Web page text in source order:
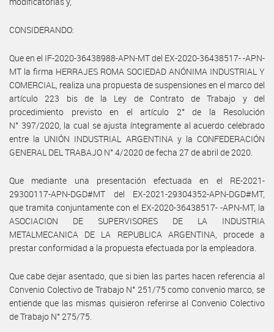
CONSIDERANDO:
Que en el IF-2020-36438988-APN-MT del EX-2020-36438517- -APN-
MT la firma HERRAJES ROMA SOCIEDAD ANÓNIMA INDUSTRIAL Y
COMERCIAL, realiza una propuesta de suspensiones en el marco del
artículo 223 bis de la Ley de Contrato de Trabajo y del
procedimiento previsto en el artículo 2° de la Resolución
N° 397/2020, la cual se ajusta íntegramente al acuerdo celebrado
entre la UNIÓN INDUSTRIAL ARGENTINA y la CONFEDERACIÓN
GENERAL DEL TRABAJO N° 4/2020 de fecha 27 de abril de 2020.
Que mediante una presentación efectuada en el RE-2021-
29300117-APN-DGD#MT del EX-2021-29304352-APN-DGD#MT,
que tramita conjuntamente con el EX-2020-36438517- -APN-MT, la
ASOCIACION DE SUPERVISORES DE LA INDUSTRIA
METALMECANICA DE LA REPUBLICA ARGENTINA, procede a
prestar conformidad a la propuesta efectuada por la empleadora.
Que cabe dejar asentado, que si bien las partes hacen referencia al
Convenio Colectivo de Trabajo N° 251/75 como convenio marco, se
entiende que las mismas quisieron referirse al Convenio Colectivo
de Trabajo N° 275/75.